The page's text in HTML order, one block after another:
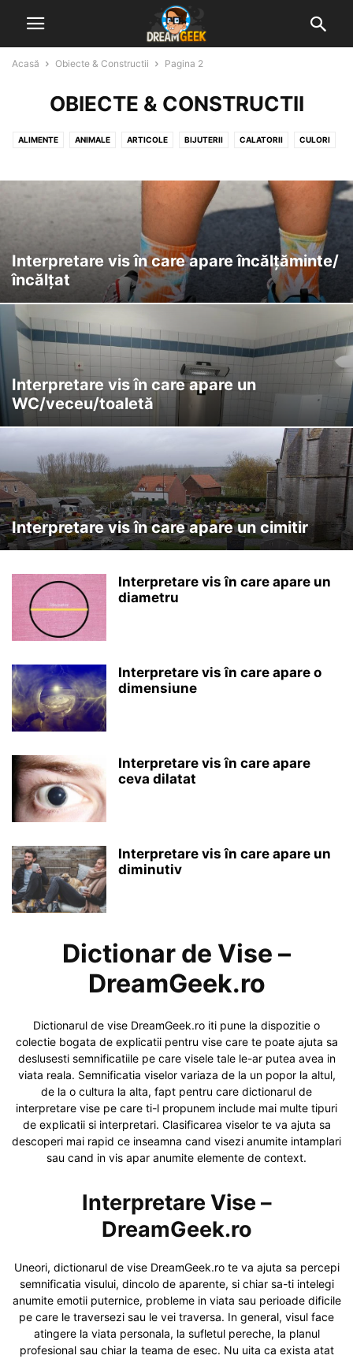
Acasă Obiecte & Constructii Pagina 2
OBIECTE & CONSTRUCTII
ALIMENTE ANIMALE ARTICOLE BIJUTERII CALATORII CULORI
MUNCA & ACTIVITATI NATURA NUMERE, LITERE & SEMNE
OBIECTE & CONSTRUCTII
Interpretare vis în care apare încălțăminte/
încălțat
Interpretare vis în care apare un
WC/veceu/toaletă
Interpretare vis în care apare un cimitir
Interpretare vis în care apare un
diametru
Interpretare vis în care apare o
dimensiune
Interpretare vis în care apare
ceva dilatat
Interpretare vis în care apare un
diminutiv
Dictionar de Vise –
DreamGeek.ro
Dictionarul de vise DreamGeek.ro iti pune la dispozitie o
colectie bogata de explicatii pentru vise care te poate ajuta sa
deslusesti semnificatiile pe care visele tale le-ar putea avea in
viata reala. Semnificatia viselor variaza de la un popor la altul,
de la o cultura la alta, fapt pentru care dictionarul de
interpretare vise pe care ti-l propunem include mai multe tipuri
de explicatii si interpretari. Clasificarea viselor te va ajuta sa
descoperi mai rapid ce inseamna cand visezi anumite intamplari
sau cand in vis apar anumite elemente de context.
Interpretare Vise –
DreamGeek.ro
Uneori, dictionarul de vise DreamGeek.ro te va ajuta sa percepi
semnificatia visului, dincolo de aparente, si chiar sa-ti intelegi
anumite emotii puternice, probleme in viata sau perioade dificile
pe care le traversezi sau le vei traversa. In general, visul face
atingere la viata personala, la sufletul pereche, la planul
profesional sau chiar la teama de esec. Nu uita ca exista atat